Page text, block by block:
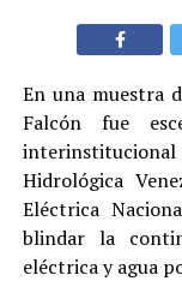
En una muestra
Falcón fue
Hidrológica
Eléctrica
blindar la
eléctrica y agua